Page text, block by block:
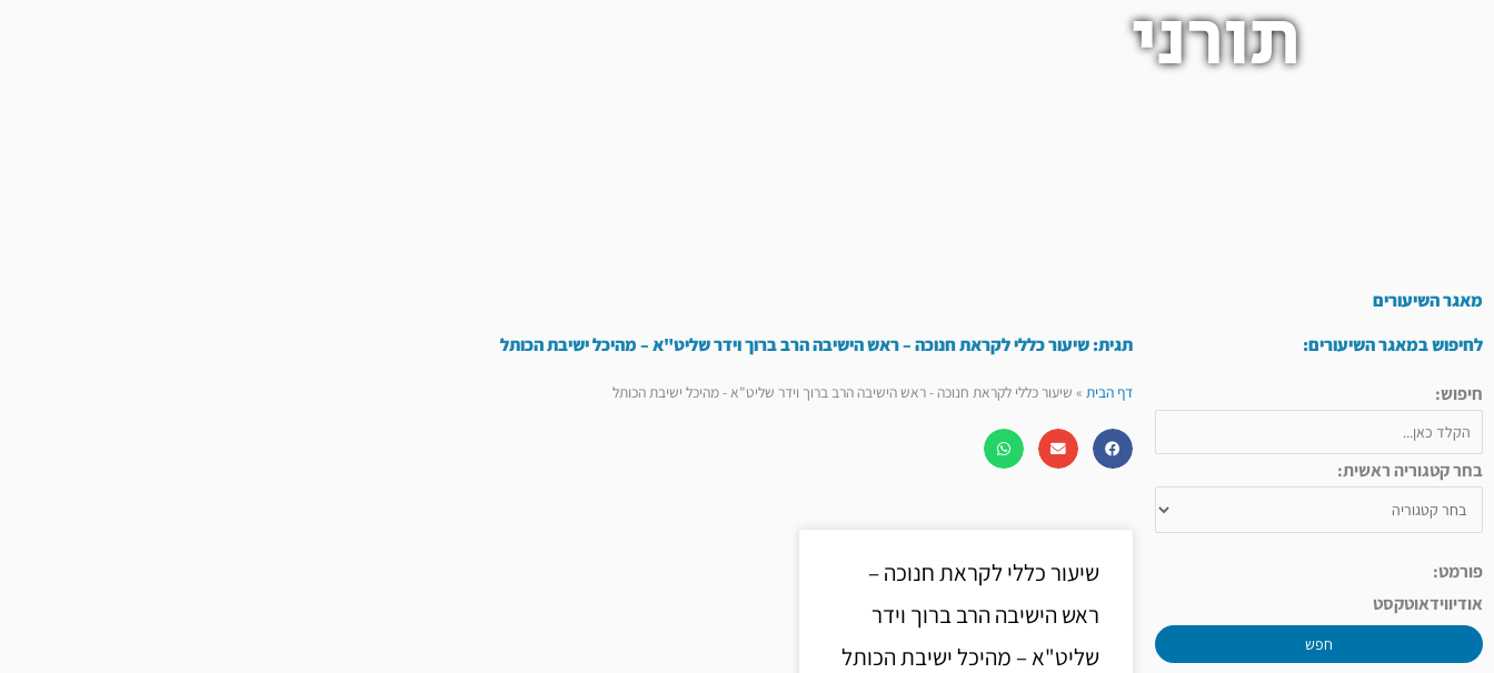
תורני
מאגר השיעורים
לחיפוש במאגר השיעורים:
חיפוש:
בחר קטגוריה ראשית:
פורמט:
אודיווידאוטקסט
חפש
תגית: שיעור כללי לקראת חנוכה – ראש הישיבה הרב ברוך וידר שליט"א – מהיכל ישיבת הכותל
דף הבית» שיעור כללי לקראת חנוכה - ראש הישיבה הרב ברוך וידר שליט"א - מהיכל ישיבת הכותל
שיעור כללי לקראת חנוכה –
ראש הישיבה הרב ברוך וידר
שליט"א – מהיכל ישיבת הכותל